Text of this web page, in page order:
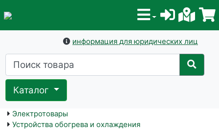
информация для юридических лиц
Каталог
Электротовары
Устройства обогрева и охлаждения